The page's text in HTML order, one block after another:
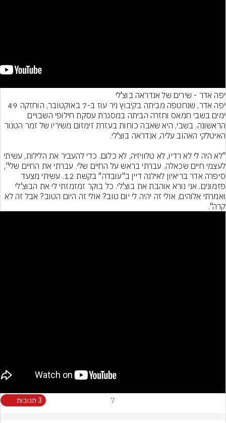
יפה אדר, שנחטפה מביתה בקיבוץ ניר עוז ב-7 באוקטובר, הוחזקה 49
ימים בשבי חמאס וחזרה הביתה במסגרת עסקת חילופי השבויים
הראשונה. בשבי, היא שאבה כוחות בעזרת זימזום משיריו של זמר הטנור
האיטלקי האהוב עליה, אנדראה בוצ'לי.
"לא היה לי לא רדיו, לא טלוויזיה, לא כלום. כדי להעביר את הלילות, עשיתי
לעצמי חיים שכאלה. עברתי בראש על החיים שלי. עברתי את החיים שלי",
סיפרה אדר בריאיון לאילנה דיין ב"עובדה" בקשת 12. עשיתי מצעד
פזמונים. אני נורא אוהבת את בוצ'לי. כל בוקר זמזמזתי לי את הבוצ'לי